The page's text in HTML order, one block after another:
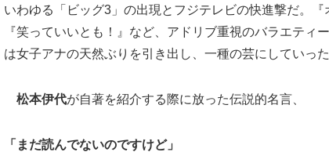
いわゆる「ビッグ3」の出現とフジテレビの快進撃だ。
『笑っていいとも！』など、アドリブ重視のバラエティ
は女子アナの天然ぶりを引き出し、一種の芸にしていった
松本伊代が自著を紹介する際に放った伝説的名言、
「まだ読んでないのですけど」